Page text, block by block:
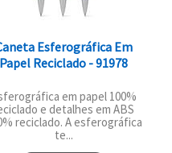
Esferográfica Em
Papel Reciclado - 91978
em papel 100%
e detalhes em ABS
reciclado. A esferográfica
te...